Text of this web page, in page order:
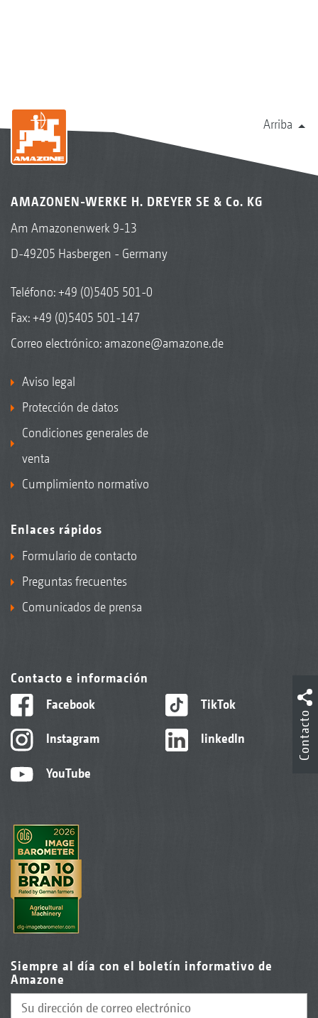
Arriba
AMAZONEN-WERKE H. DREYER SE & Co. KG
Am Amazonenwerk 9-13
D-49205 Hasbergen - Germany
Teléfono:+49 (0)5405 501-0
Fax: +49 (0)5405 501-147
Correo electrónico: amazone@amazone.de
Aviso legal
Protección de datos
Condiciones generales de
venta
Cumplimiento normativo
Enlaces rápidos
Formulario de contacto
Preguntas frecuentes
Comunicados de prensa
Contacto e información
Facebook
Instagram
YouTube
TikTok
linkedIn
Siempre al día con el boletín informativo de
Amazone
Contacto